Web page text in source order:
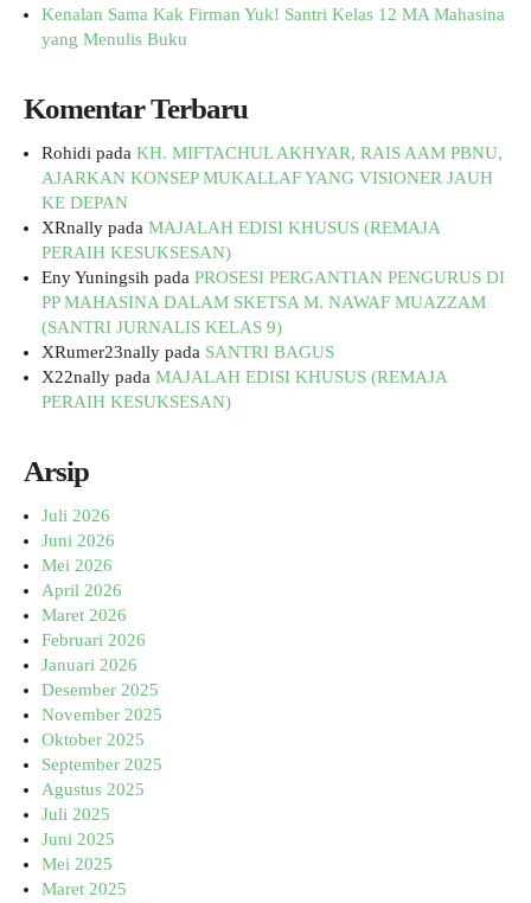
Kenalan Sama Kak Firman Yuk! Santri Kelas 12 MA Mahasina
yang Menulis Buku
Komentar Terbaru
Rohidi pada KH. MIFTACHUL AKHYAR, RAIS AAM PBNU,
AJARKAN KONSEP MUKALLAF YANG VISIONER JAUH
KE DEPAN
XRnally pada MAJALAH EDISI KHUSUS (REMAJA
PERAIH KESUKSESAN)
Eny Yuningsih pada PROSESI PERGANTIAN PENGURUS DI
PP MAHASINA DALAM SKETSA M. NAWAF MUAZZAM
(SANTRI JURNALIS KELAS 9)
XRumer23nally pada SANTRI BAGUS
X22nally pada MAJALAH EDISI KHUSUS (REMAJA
PERAIH KESUKSESAN)
Arsip
Juli 2026
Juni 2026
Mei 2026
April 2026
Maret 2026
Februari 2026
Januari 2026
Desember 2025
November 2025
Oktober 2025
September 2025
Agustus 2025
Juli 2025
Juni 2025
Mei 2025
Maret 2025